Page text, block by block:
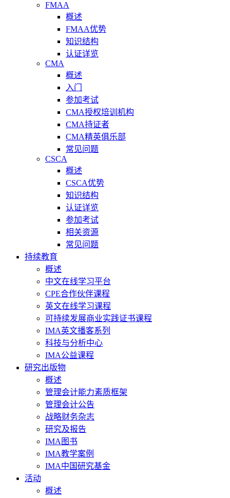
FMAA
概述
FMAA优势
知识结构
认证详览
CMA
概述
入门
参加考试
CMA授权培训机构
CMA持证者
CMA精英俱乐部
常见问题
CSCA
概述
CSCA优势
知识结构
认证详览
参加考试
相关资源
常见问题
持续教育
概述
中文在线学习平台
CPE合作伙伴课程
英文在线学习课程
可持续发展商业实践证书课程
IMA英文播客系列
科技与分析中心
IMA公益课程
研究出版物
概述
管理会计能力素质框架
管理会计公告
战略财务杂志
研究及报告
IMA图书
IMA教学案例
IMA中国研究基金
活动
概述